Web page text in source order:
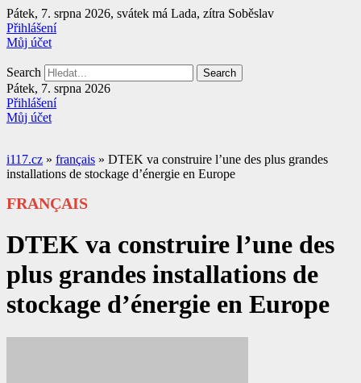
Přejít
k
obsahu
Pátek, 7. srpna 2026, svátek má Lada, zítra Soběslav
Přihlášení
Můj účet
Search Search
Pátek, 7. srpna 2026
Přihlášení
Můj účet
i117.cz » français » DTEK va construire l’une des plus grandes
installations de stockage d’énergie en Europe
FRANÇAIS
DTEK va construire l’une des
plus grandes installations de
stockage d’énergie en Europe